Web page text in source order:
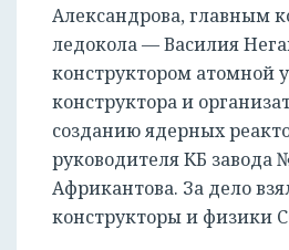
Александрова, главным
ледокола — Василия
конструктором атомной
конструктора и
созданию ядерных
руководителя КБ завода
Африкантова. За дело
конструкторы и физики